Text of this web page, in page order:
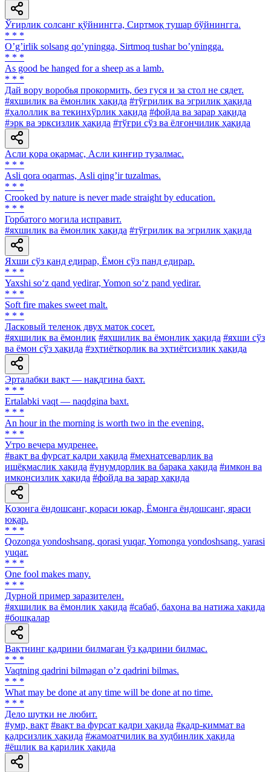
Ўғирлик солсанг қўйнингга, Сиртмоқ тушар бўйнингга.
* * *
Oʼgʼirlik solsang qoʼyningga, Sirtmoq tushar boʼyningga.
* * *
As good be hanged for a sheep as a lamb.
* * *
Дай вору воробья прокормить, без гуся и за стол не сядет.
#яхшилик ва ёмонлик ҳақида #тўғрилик ва эгрилик ҳақида
#ҳалоллик ва текинхўрлик ҳақида #фойда ва зарар ҳақида
#эрк ва эрксизлик ҳақида #тўғри сўз ва ёлғончилик ҳақида
Асли қора оқармас, Асли қинғир тузалмас.
* * *
Аsli qora oqarmas, Аsli qingʼir tuzalmas.
* * *
Crooked by nature is never made straight by education.
* * *
Горбатого могила исправит.
#яхшилик ва ёмонлик ҳақида #тўғрилик ва эгрилик ҳақида
Яхши сўз қанд едирар, Ёмон сўз панд едирар.
* * *
Yaxshi so‘z qand yedirar, Yomon so‘z pand yedirar.
* * *
Soft fire makes sweet malt.
* * *
Ласковый теленок двух маток сосет.
#яхшилик ва ёмонлик #яхшилик ва ёмонлик ҳақида #яхши сўз
ва ёмон сўз ҳақида #эҳтиёткорлик ва эҳтиётсизлик ҳақида
Эрталабки вақт — нақдгина бахт.
* * *
Ertalabki vaqt — naqdgina baxt.
* * *
An hour in the morning is worth two in the evening.
* * *
Утро вечера мудренее.
#вақт ва фурсат қадри ҳақида #меҳнатсеварлик ва
ишёқмаслик ҳақида #унумдорлик ва барака ҳақида #имкон ва
имконсизлик ҳақида #фойда ва зарар ҳақида
Қозонга ёндошсанг, қораси юқар, Ёмонга ёндошсанг, яраси
юқар.
* * *
Qozonga yondoshsang, qorasi yuqar, Yomonga yondoshsang, yarasi
yuqar.
* * *
One fool makes many.
* * *
Дурной пример заразителен.
#яхшилик ва ёмонлик ҳақида #сабаб, баҳона ва натижа ҳақида
#бошқалар
Вақтнинг қадрини билмаган ўз қадрини билмас.
* * *
Vaqtning qadrini bilmagan oʼz qadrini bilmas.
* * *
What may be done at any time will be done at no time.
* * *
Дело шутки не любит.
#умр, вақт #вақт ва фурсат қадри ҳақида #қадр-қиммат ва
қадрсизлик ҳақида #жамоатчилик ва худбинлик ҳақида
#ёшлик ва қарилик ҳақида